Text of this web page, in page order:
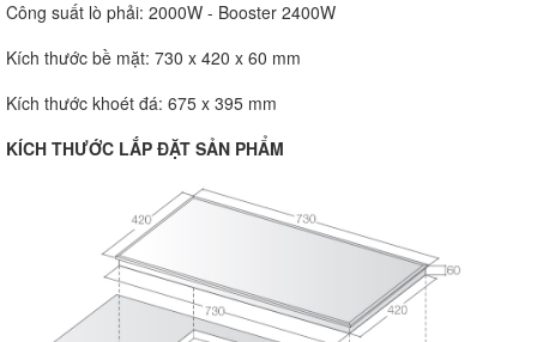
Công suất lò phải: 2000W - Booster 2400W
Kích thước bề mặt: 730 x 420 x 60 mm
Kích thước khoét đá: 675 x 395 mm
KÍCH THƯỚC LẮP ĐẶT SẢN PHẨM